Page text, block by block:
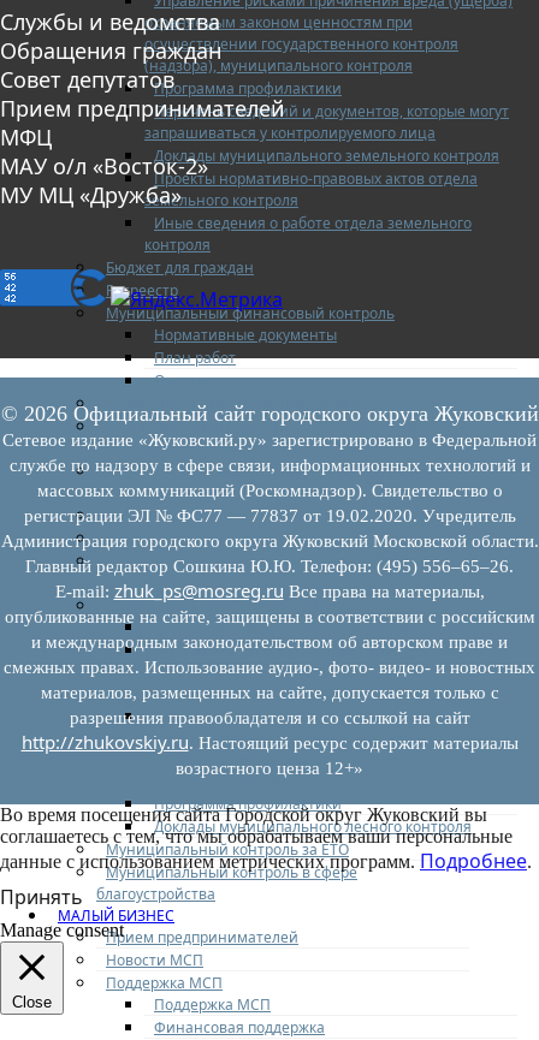
охраняемым законом ценностям при
осуществлении государственного контроля
(надзора), муниципального контроля
Программа профилактики
Перечень сведений и документов, которые могут
запрашиваться у контролируемого лица
Доклады муниципального земельного контроля
Проекты нормативно-правовых актов отдела
земельного контроля
Иные сведения о работе отдела земельного
контроля
Бюджет для граждан
Росреестр
Муниципальный финансовый контроль
Нормативные документы
План работ
Отчеты
Муниципальный жилищный контроль
Реестр земельных участков с неоформленными
объектами недвижимого имущества
Перечень объектов недвижимого имущества г.о.
Жуковский
Списки кандидатов в присяжные заседатели
Служба судебных приставов
Муниципальный контроль на автомобильном
транспорте
Муниципальный лесной контроль
Орган муниципального лесного контроля
Нормативно-правовые акты (НПА), регулирующие
осуществление муниципального лесного
контроля:
Управление рисками причинения вреда (ущерба)
охраняемым законом ценностям при
осуществлении государственного контроля
(надзора), муниципального контроля
Программа профилактики
Доклады муниципального лесного контроля
Муниципальный контроль за ЕТО
Муниципальный контроль в сфере
благоустройства
МАЛЫЙ БИЗНЕС
Прием предпринимателей
Новости МСП
Поддержка МСП
Поддержка МСП
Финансовая поддержка
Службы и ведомства
Обращения граждан
Совет депутатов
Прием предпринимателей
МФЦ
МАУ о/л «Восток-2»
МУ МЦ «Дружба»
© 2026 Официальный сайт городского округа Жуковский
Сетевое издание «Жуковский.ру» зарегистрировано в Федеральной
службе по надзору в сфере связи, информационных технологий и
массовых коммуникаций (Роскомнадзор). Свидетельство о
регистрации ЭЛ № ФС77 — 77837 от 19.02.2020. Учредитель
Администрация городского округа Жуковский Московской области.
Главный редактор Сошкина Ю.Ю. Телефон: (495) 556–65–26.
E‑mail: zhuk_ps@mosreg.ru Все права на материалы,
опубликованные на сайте, защищены в соответствии с российским
и международным законодательством об авторском праве и
смежных правах. Использование аудио-, фото- видео- и новостных
материалов, размещенных на сайте, допускается только с
разрешения правообладателя и со ссылкой на сайт
http://zhukovskiy.ru. Настоящий ресурс содержит материалы
возрастного ценза 12+»
Во время посещения сайта Городской округ Жуковский вы
соглашаетесь с тем, что мы обрабатываем ваши персональные
данные с использованием метрических программ. Подробнее.
Принять
Manage consent
Close